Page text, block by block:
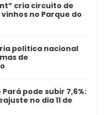
cria circuito de
no Parque do
política nacional
de
pode subir 7,6%:
no dia 11 de